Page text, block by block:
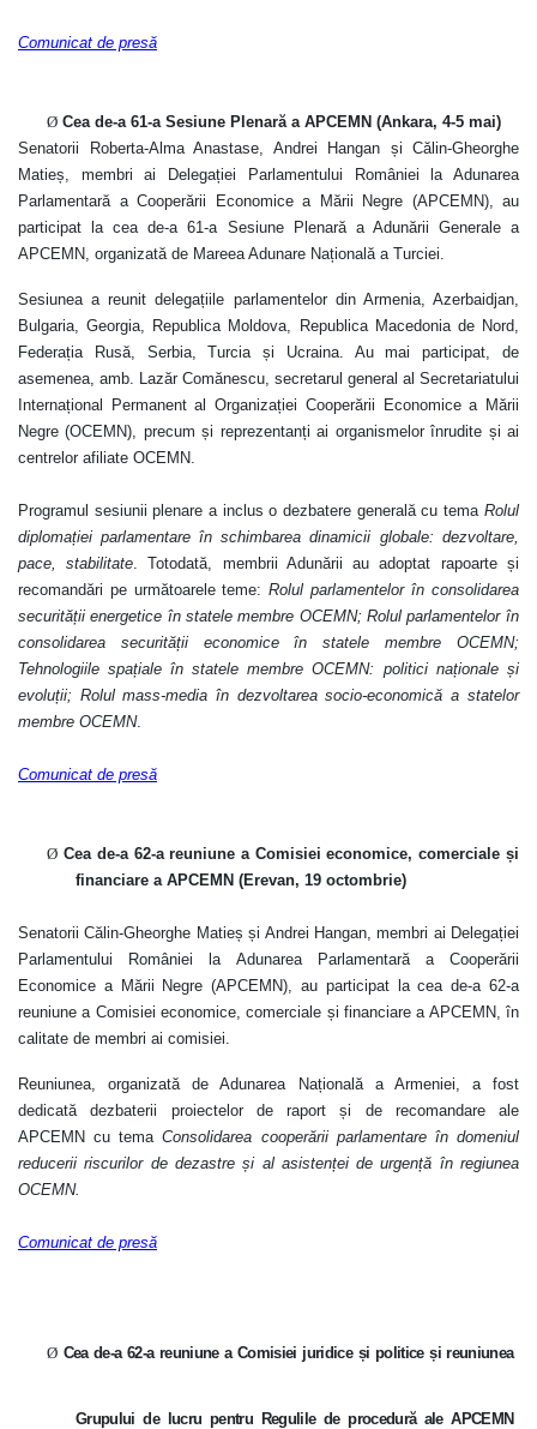
Comunicat de presă
Ø Cea de-a 61-a Sesiune Plenară a APCEMN (Ankara, 4-5 mai)
Senatorii Roberta-Alma Anastase, Andrei Hangan și Călin-Gheorghe
Matieș, membri ai Delegației Parlamentului României la Adunarea
Parlamentară a Cooperării Economice a Mării Negre (APCEMN), au
participat la cea de-a 61-a Sesiune Plenară a Adunării Generale a
APCEMN, organizată de Mareea Adunare Națională a Turciei.
Sesiunea a reunit delegațiile parlamentelor din Armenia, Azerbaidjan,
Bulgaria, Georgia, Republica Moldova, Republica Macedonia de Nord,
Federația Rusă, Serbia, Turcia și Ucraina. Au mai participat, de
asemenea, amb. Lazăr Comănescu, secretarul general al Secretariatului
Internațional Permanent al Organizației Cooperării Economice a Mării
Negre (OCEMN), precum și reprezentanți ai organismelor înrudite și ai
centrelor afiliate OCEMN.
Programul sesiunii plenare a inclus o dezbatere generală cu tema Rolul
diplomației parlamentare în schimbarea dinamicii globale: dezvoltare,
pace, stabilitate. Totodată, membrii Adunării au adoptat rapoarte și
recomandări pe următoarele teme: Rolul parlamentelor în consolidarea
securității energetice în statele membre OCEMN; Rolul parlamentelor în
consolidarea securității economice în statele membre OCEMN;
Tehnologiile spațiale în statele membre OCEMN: politici naționale și
evoluții; Rolul mass-media în dezvoltarea socio-economică a statelor
membre OCEMN.
Comunicat de presă
Ø Cea de-a 62-a reuniune a Comisiei economice, comerciale și
financiare a APCEMN (Erevan, 19 octombrie)
Senatorii Călin-Gheorghe Matieș și Andrei Hangan, membri ai Delegației
Parlamentului României la Adunarea Parlamentară a Cooperării
Economice a Mării Negre (APCEMN), au participat la cea de-a 62-a
reuniune a Comisiei economice, comerciale și financiare a APCEMN, în
calitate de membri ai comisiei.
Reuniunea, organizată de Adunarea Națională a Armeniei, a fost
dedicată dezbaterii proiectelor de raport și de recomandare ale
APCEMN cu temaConsolidarea cooperării parlamentare în domeniul
reducerii riscurilor de dezastre și al asistenței de urgență în regiunea
OCEMN.
Comunicat de presă
Ø Cea de-a 62-a reuniune a Comisiei juridice și politice și reuniunea
Grupului de lucru pentru Regulile de procedură ale APCEMN